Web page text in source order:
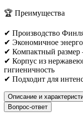
🏆 Преимущества
✔ Производство
✔ Экономичное
✔ Компактный
✔ Корпус из
гигиеничность
✔ Подходит для
Описание и
Вопрос-ответ